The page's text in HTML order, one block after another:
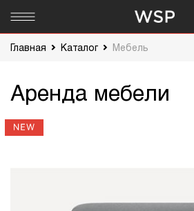
Главная Каталог Мебель
Аренда мебели